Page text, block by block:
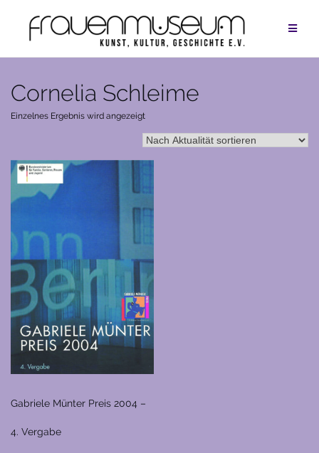
springen
Cornelia Schleime
Einzelnes Ergebnis wird angezeigt
Gabriele Münter Preis 2004 –
4. Vergabe